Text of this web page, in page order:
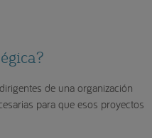
de una organización
para que esos proyectos